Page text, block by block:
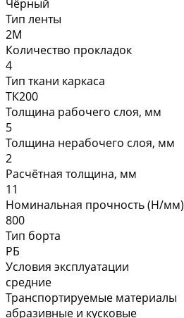
Чёрный
Тип ленты
2М
Количество прокладок
4
Тип ткани каркаса
ТК200
Толщина рабочего слоя, мм
5
Толщина нерабочего слоя, мм
2
Расчётная толщина, мм
11
Номинальная прочность (Н/мм)
800
Тип борта
РБ
Условия эксплуатации
средние
Транспортируемые материалы
абразивные и кусковые